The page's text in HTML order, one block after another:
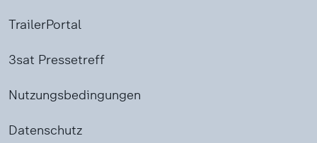
TrailerPortal
3sat Pressetreff
Nutzungsbedingungen
Datenschutz